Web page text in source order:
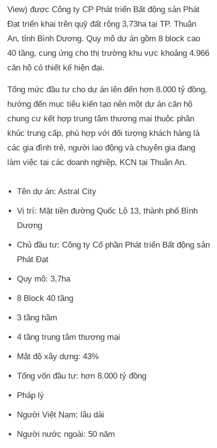
View) được Công ty CP Phát triển Bất động sản Phát
Đạt triển khai trên quỹ đất rộng 3,73ha tại TP. Thuận
An, tỉnh Bình Dương. Quy mô dự án gồm 8 block cao
40 tầng, cung ứng cho thị trường khu vực khoảng 4.966
căn hộ có thiết kế hiện đại.
Tổng mức đầu tư cho dự án lên đến hơn 8.000 tỷ đồng,
hướng đến mục tiêu kiến tạo nên một dự án căn hộ
chung cư kết hợp trung tâm thương mại thuộc phân
khúc trung cấp, phù hợp với đối tượng khách hàng là
các gia đình trẻ, người lao động và chuyên gia đang
làm việc tại các doanh nghiệp, KCN tại Thuận An.
Tên dự án: Astral City
Vị trí: Mặt tiền đường Quốc Lộ 13, thành phố Bình
Dương
Chủ đầu tư: Công ty Cổ phần Phát triển Bất động sản
Phát Đạt
Quy mô: 3,7ha
8 Block 40 tầng
3 tầng hầm
4 tầng trung tâm thương mại
Mật độ xây dựng: 43%
Tổng vốn đầu tư: hơn 8.000 tỷ đồng
Pháp lý
Người Việt Nam: lâu dài
Người nước ngoài: 50 năm